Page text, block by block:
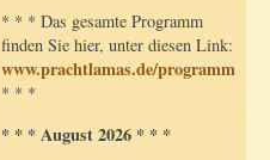
* * * Das gesamte Programm
finden Sie hier, unter diesen Link:
www.prachtlamas.de/programm
* * *
* * * August 2026 * * *